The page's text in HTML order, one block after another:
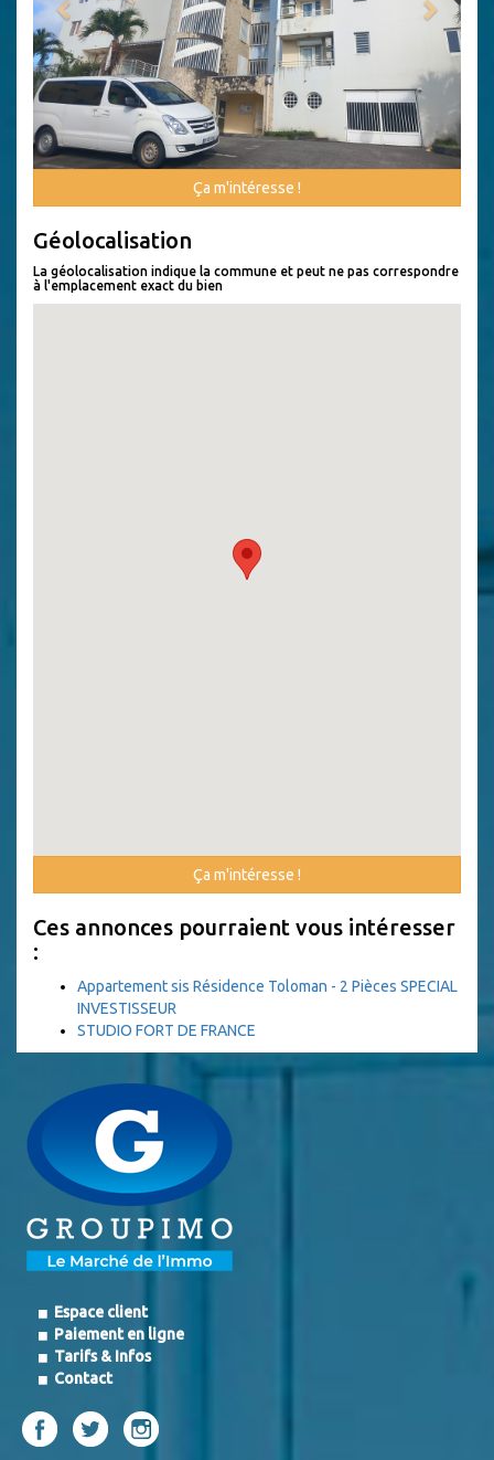
Ça m'intéresse !
Géolocalisation
La géolocalisation indique la commune et peut ne pas correspondre
à l'emplacement exact du bien
Ça m'intéresse !
Ces annonces pourraient vous intéresser
:
Appartement sis Résidence Toloman - 2 Pièces SPECIAL
INVESTISSEUR
STUDIO FORT DE FRANCE
Espace client
Paiement en ligne
Tarifs & Infos
Contact